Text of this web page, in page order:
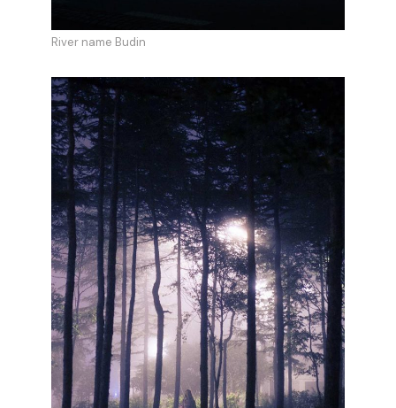
River name Budin